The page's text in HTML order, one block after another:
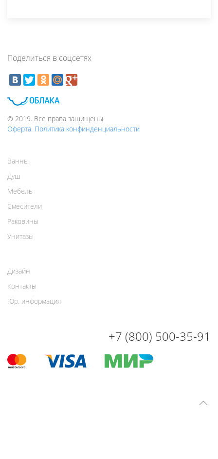
Поделиться в соцсетях
© 2019. Все права защищены
Оферта. Политика конфинденциальности
Ванны
Душ
Мебель
Смесители
Раковины
Унитазы
Дизайн
Контакты
Юр. информация
+7 (800) 500-35-91